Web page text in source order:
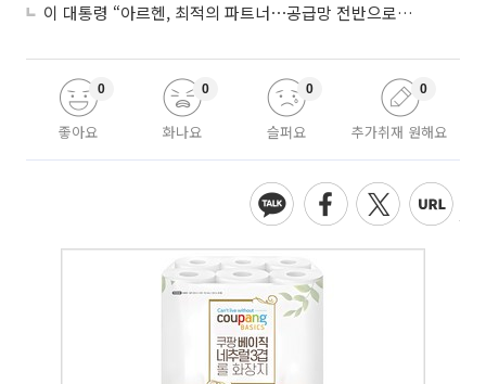
이 대통령 “아르헨, 최적의 파트너⋯공급망 전반으로 확대”
좋아요
0
화나요
0
슬퍼요
0
추가취재 원해요
0